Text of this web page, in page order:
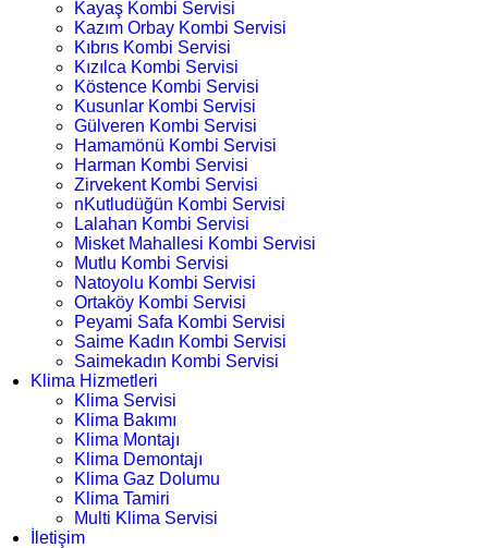
Kayaş Kombi Servisi
Kazım Orbay Kombi Servisi
Kıbrıs Kombi Servisi
Kızılca Kombi Servisi
Köstence Kombi Servisi
Kusunlar Kombi Servisi
Gülveren Kombi Servisi
Hamamönü Kombi Servisi
Harman Kombi Servisi
Zirvekent Kombi Servisi
nKutludüğün Kombi Servisi
Lalahan Kombi Servisi
Misket Mahallesi Kombi Servisi
Mutlu Kombi Servisi
Natoyolu Kombi Servisi
Ortaköy Kombi Servisi
Peyami Safa Kombi Servisi
Saime Kadın Kombi Servisi
Saimekadın Kombi Servisi
Klima Hizmetleri
Klima Servisi
Klima Bakımı
Klima Montajı
Klima Demontajı
Klima Gaz Dolumu
Klima Tamiri
Multi Klima Servisi
İletişim